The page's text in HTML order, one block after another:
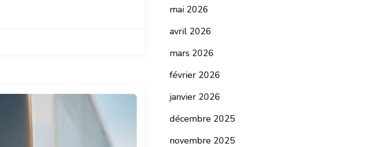
mai 2026
avril 2026
mars 2026
février 2026
janvier 2026
décembre 2025
novembre 2025